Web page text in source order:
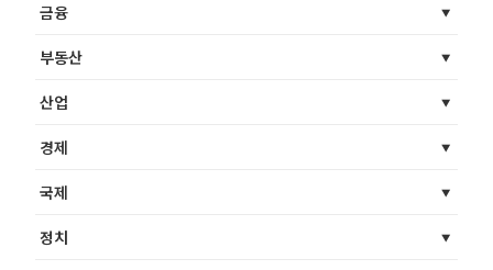
금융
부동산
산업
경제
국제
정치